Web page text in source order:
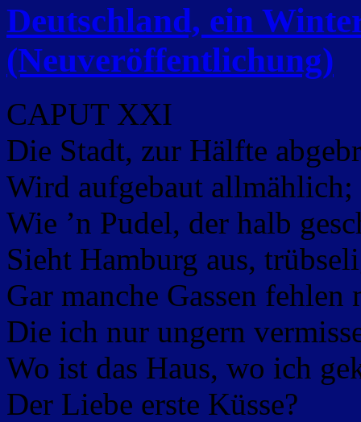
Deutschland, ein
(Neuveröffentlichung)
CAPUT XXI
Die Stadt, zur Hälfte
Wird aufgebaut allmählich;
Wie ’n Pudel, der halb
Sieht Hamburg aus,
Gar manche Gassen fehlen
Die ich nur ungern
Wo ist das Haus, wo ich
Der Liebe erste Küsse?